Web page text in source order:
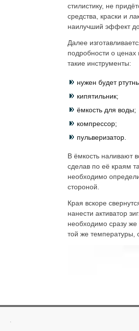
стилистику, не
средства, краски и
наилучший эффект
Далее
подробности о
такие инструменты:
нужен будет
кипятильник;
ёмкость для воды;
компрессор;
пульверизатор.
В ёмкость наливают
сделав по её краям
необходимо
стороной.
Края вскоре
нанести активатор
необходимо сразу же
той же температуры,
.